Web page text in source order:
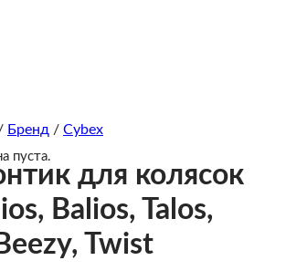
пуста.
Бренд / Cybex
для колясок
Balios, Talos,
Twist